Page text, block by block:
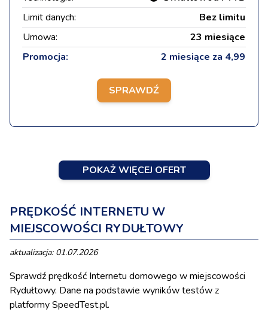
Limit danych:
Bez limitu
Umowa:
23 miesiące
Promocja:
2 miesiące za 4,99
SPRAWDŹ
POKAŻ WIĘCEJ OFERT
PRĘDKOŚĆ INTERNETU W
MIEJSCOWOŚCI RYDUŁTOWY
aktualizacja: 01.07.2026
Sprawdź prędkość Internetu domowego w miejscowości
Rydułtowy. Dane na podstawie wyników testów z
platformy SpeedTest.pl.